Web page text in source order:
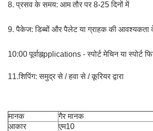
8.प्रसव के समय: आम तौर पर 8-25 दिनों में
9.पैकेज: डिब्बों और पैलेट या ग्राहक की आवश्यकता
10:00 पूर्वाह्नpplications - स्पोर्ट मेचिन या स्पोर्ट
11.शिपिंग: समुद्र से / हवा से / कूरियर द्वारा
मानक
गैर मानक
आकार
एम10